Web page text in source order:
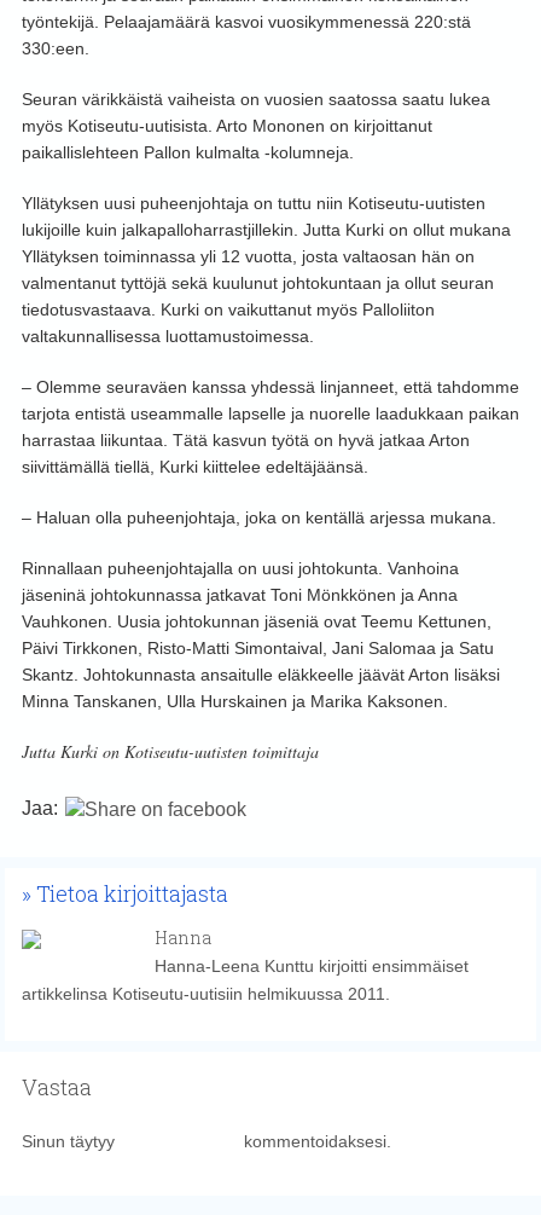
työntekijä. Pelaajamäärä kasvoi vuosikymmenessä 220:stä
330:een.
Seuran värikkäistä vaiheista on vuosien saatossa saatu lukea
myös Kotiseutu-uutisista. Arto Mononen on kirjoittanut
paikallislehteen Pallon kulmalta -kolumneja.
Yllätyksen uusi puheenjohtaja on tuttu niin Kotiseutu-uutisten
lukijoille kuin jalkapalloharrastjillekin. Jutta Kurki on ollut mukana
Yllätyksen toiminnassa yli 12 vuotta, josta valtaosan hän on
valmentanut tyttöjä sekä kuulunut johtokuntaan ja ollut seuran
tiedotusvastaava. Kurki on vaikuttanut myös Palloliiton
valtakunnallisessa luottamustoimessa.
– Olemme seuraväen kanssa yhdessä linjanneet, että tahdomme
tarjota entistä useammalle lapselle ja nuorelle laadukkaan paikan
harrastaa liikuntaa. Tätä kasvun työtä on hyvä jatkaa Arton
siivittämällä tiellä, Kurki kiittelee edeltäjäänsä.
– Haluan olla puheenjohtaja, joka on kentällä arjessa mukana.
Rinnallaan puheenjohtajalla on uusi johtokunta. Vanhoina
jäseninä johtokunnassa jatkavat Toni Mönkkönen ja Anna
Vauhkonen. Uusia johtokunnan jäseniä ovat Teemu Kettunen,
Päivi Tirkkonen, Risto-Matti Simontaival, Jani Salomaa ja Satu
Skantz. Johtokunnasta ansaitulle eläkkeelle jäävät Arton lisäksi
Minna Tanskanen, Ulla Hurskainen ja Marika Kaksonen.
Jutta Kurki on Kotiseutu-uutisten toimittaja
Jaa:
Tietoa kirjoittajasta
Hanna
Hanna-Leena Kunttu kirjoitti ensimmäiset
artikkelinsa Kotiseutu-uutisiin helmikuussa 2011.
Vastaa
Sinun täytyy kommentoidaksesi.